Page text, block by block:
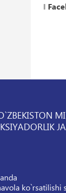
‖
ko`rsatilishi